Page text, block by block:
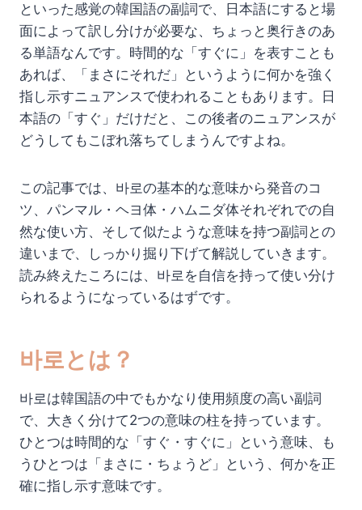
といった感覚の韓国語の副詞で、日本語にすると場
面によって訳し分けが必要な、ちょっと奥行きのあ
る単語なんです。時間的な「すぐに」を表すことも
あれば、「まさにそれだ」というように何かを強く
指し示すニュアンスで使われることもあります。日
本語の「すぐ」だけだと、この後者のニュアンスが
どうしてもこぼれ落ちてしまうんですよね。
この記事では、바로の基本的な意味から発音のコ
ツ、パンマル・ヘヨ体・ハムニダ体それぞれでの自
然な使い方、そして似たような意味を持つ副詞との
違いまで、しっかり掘り下げて解説していきます。
読み終えたころには、바로を自信を持って使い分け
られるようになっているはずです。
바로とは？
바로は韓国語の中でもかなり使用頻度の高い副詞
で、大きく分けて2つの意味の柱を持っています。
ひとつは時間的な「すぐ・すぐに」という意味、も
うひとつは「まさに・ちょうど」という、何かを正
確に指し示す意味です。